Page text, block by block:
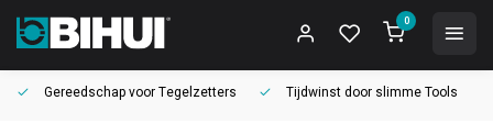
0
Gereedschap voorTegelzetters Tijdwinst door slimme Tools